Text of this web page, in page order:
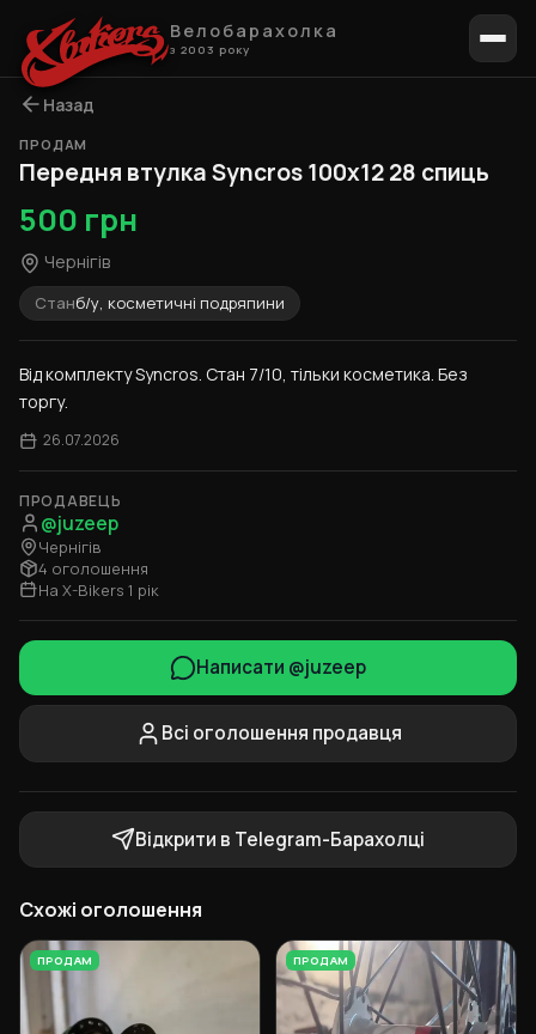
Велобарахолка
з 2003 року
Назад
ПРОДАМ
Передня втулка Syncros 100x12 28 спиць
500 грн
Чернігів
Станб/у, косметичні подряпини
Від комплекту Syncros. Стан 7/10, тільки косметика. Без
торгу.
26.07.2026
ПРОДАВЕЦЬ
@juzeep
Чернігів
4 оголошення
На X-Bikers 1 рік
Написати @juzeep
Всі оголошення продавця
Відкрити в Telegram-Барахолці
Схожі оголошення
ПРОДАМ ПРОДАМ